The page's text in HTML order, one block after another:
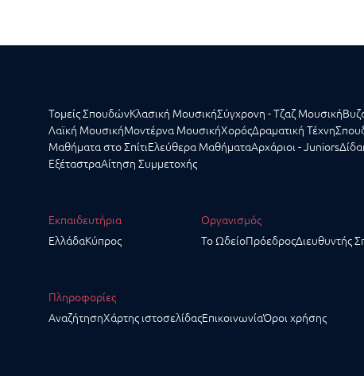
Τομείς ΣπουδώνΚλασική ΜουσικήΣύγχρονη - Τζαζ Μουσική
Λαϊκή ΜουσικήΜοντέρνα ΜουσικήΧορόςΔραματική Τέχνη
Μαθήματα στο ΣπίτιΕλεύθερα ΜαθήματαΑρχάριοι - Juniors
ΕξέταστραΑίτηση Συμμετοχής
Εκπαιδευτήρια
ΕλλάδαΚύπρος
Οργανισμός
Το ΩδείοΠρόεδροςΔιευθυντής
Πληροφορίες
ΑναζήτησηΧάρτης ιστοσελίδαςΕπικοινωνίαΌροι χρήσης